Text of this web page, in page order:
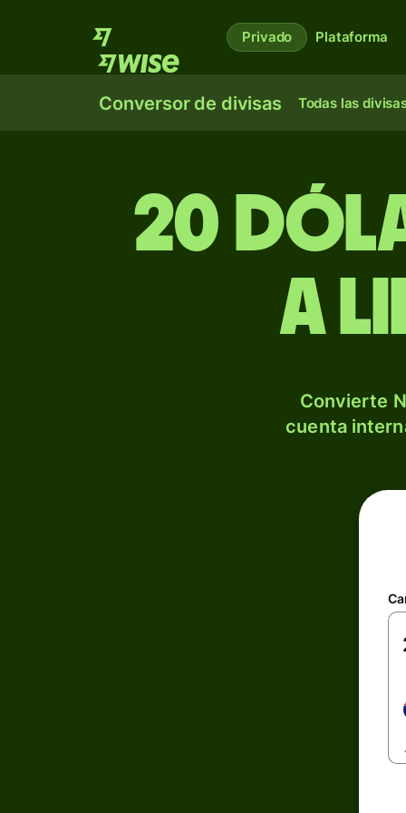
Privado Plataforma
Conversor de divisas Todas las
20
a
Convierte
cuenta